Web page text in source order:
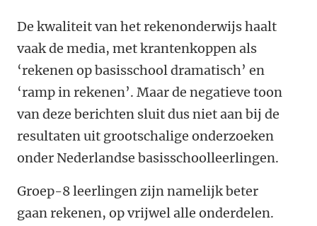
De kwaliteit van het rekenonderwijs haalt
vaak de media, met krantenkoppen als
‘rekenen op basisschool dramatisch’ en
‘ramp in rekenen’. Maar de negatieve toon
van deze berichten sluit dus niet aan bij de
resultaten uit grootschalige onderzoeken
onder Nederlandse basisschoolleerlingen.
Groep-8 leerlingen zijn namelijk beter
gaan rekenen, op vrijwel alle onderdelen.